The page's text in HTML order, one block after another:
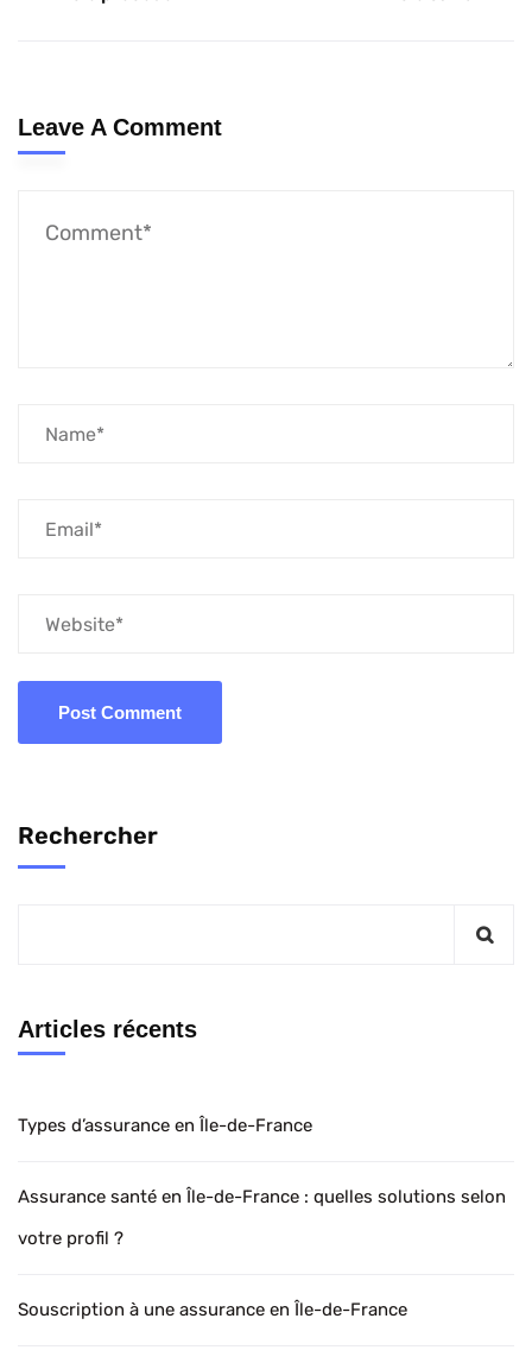
Leave A Comment
Rechercher
Articles récents
Types d’assurance en Île-de-France
Assurance santé en Île-de-France : quelles solutions selon
votre profil ?
Souscription à une assurance en Île-de-France